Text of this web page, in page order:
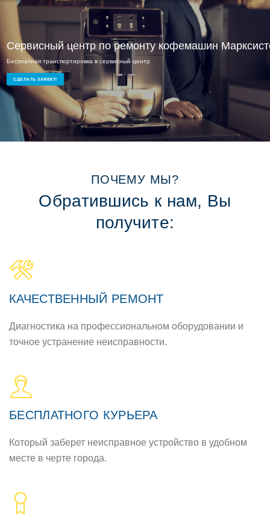
Сервисный центр по ремонту кофемашин
Бесплатная транспортировка в сервисный центр
СДЕЛАТЬ ЗАЯВКУ!
Сервисный ремонт Марксистская
ПОЧЕМУ МЫ?
Обратившись к нам, Вы
получите:
КАЧЕСТВЕННЫЙ РЕМОНТ
Диагностика на профессиональном оборудовании и
точное устранение неисправности.
БЕСПЛАТНОГО КУРЬЕРА
Который заберет неисправное устройство в удобном
месте в черте города.